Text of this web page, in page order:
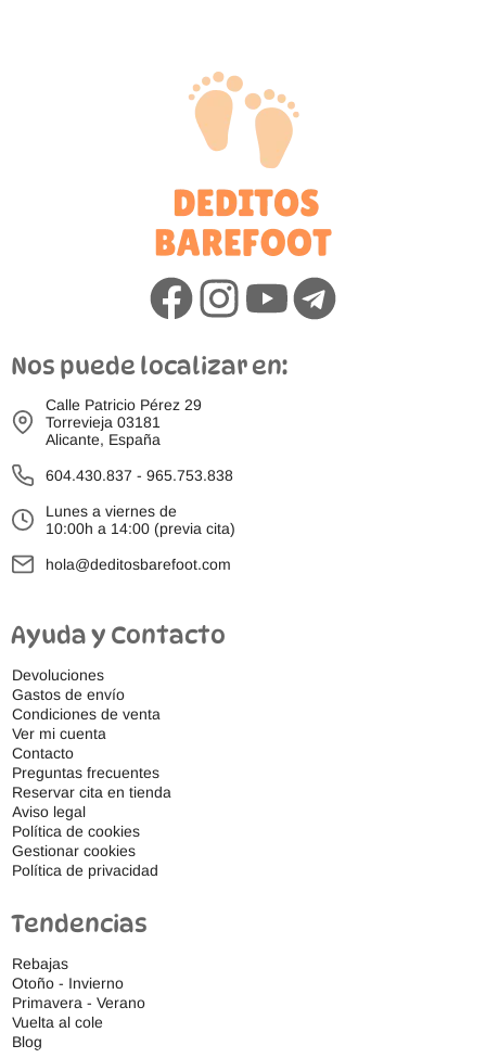
Nos puede localizar en:
Calle Patricio Pérez 29
Torrevieja 03181
Alicante, España
604.430.837 - 965.753.838
Lunes a viernes de
10:00h a 14:00 (previa cita)
hola@deditosbarefoot.com
Ayuda y Contacto
Devoluciones
Gastos de envío
Condiciones de venta
Ver mi cuenta
Contacto
Preguntas frecuentes
Reservar cita en tienda
Aviso legal
Política de cookies
Gestionar cookies
Política de privacidad
Tendencias
Rebajas
Otoño - Invierno
Primavera - Verano
Vuelta al cole
Blog